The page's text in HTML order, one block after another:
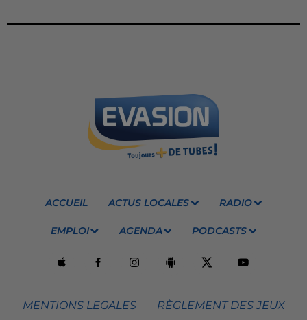
ACCUEIL ACTUS LOCALES RADIO
EMPLOI AGENDA PODCASTS
MENTIONS LEGALES RÈGLEMENT DES JEUX